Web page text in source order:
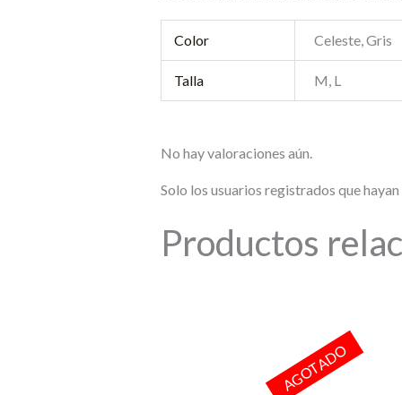
Color Celeste, Gris
Talla M, L
No hay valoraciones aún.
Solo los usuarios registrados que
Productos
AGOTADO